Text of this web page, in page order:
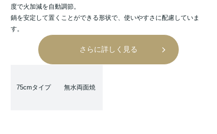
度で火加減を自動調節。
鍋を安定して置くことができる形状で、使いやすさに配慮していま
す。
さらに詳しく見る
75cmタイプ 無水両面焼